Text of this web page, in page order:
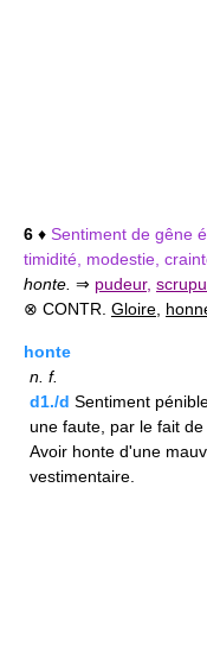
6 ♦ Sentiment de gêne
timidité, modestie,
honte. ⇒ pudeur,
⊗ CONTR. Gloire
honte
n. f.
d1./d Sentiment
une faute, par le fait
Avoir honte d'une
vestimentaire.